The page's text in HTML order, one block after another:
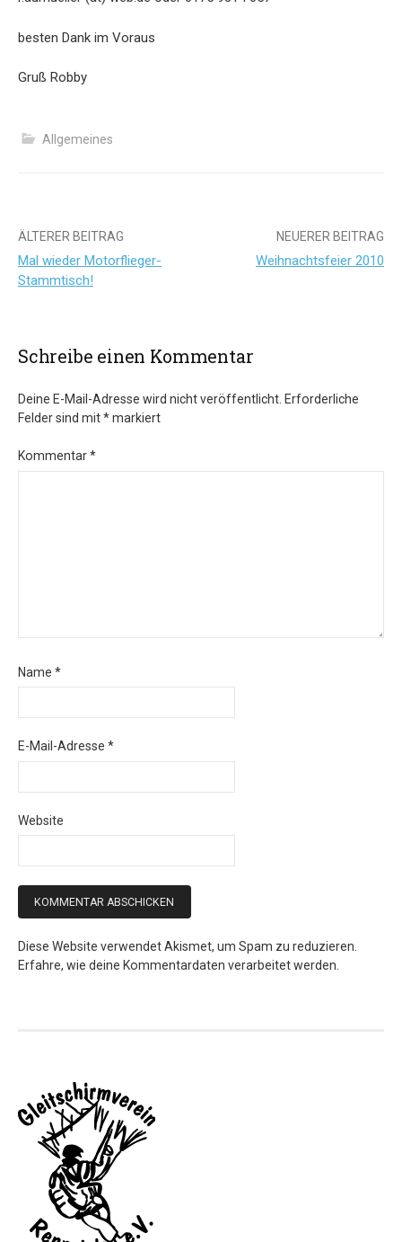
besten Dank im Voraus
Gruß Robby
Allgemeines
Beitrags-
Navigation
ÄLTERER BEITRAG
Mal wieder Motorflieger-
Stammtisch!
NEUERER BEITRAG
Weihnachtsfeier 2010
Schreibe einen Kommentar
Deine E-Mail-Adresse wird nicht veröffentlicht. Erforderliche
Felder sind mit*markiert
Kommentar*
Name *
E-Mail-Adresse *
Website
Diese Website verwendet Akismet, um Spam zu reduzieren.
Erfahre, wie deine Kommentardaten verarbeitet werden.